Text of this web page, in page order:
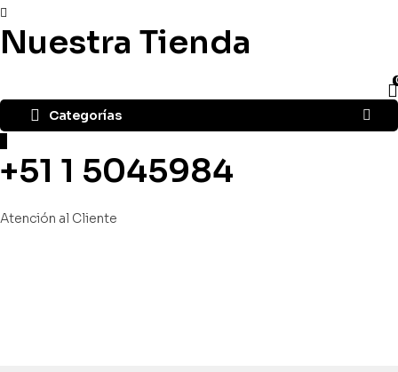
Nuestra Tienda
Categorías
+51 1 5045984
Atención al Cliente